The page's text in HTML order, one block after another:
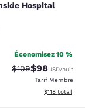
Hospital
Économisez 10 %
Tarif barré :
$109Tarif réduit :
$98USD/nuit
Tarif Membre
Afficher les
$118 total